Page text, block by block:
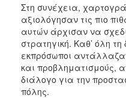
Στη συνέχεια,
αξιολόγησαν τις πιο
αυτών άρχισαν να
στρατηγική. Καθ’ όλη τη
εκπρόσωποι
και προβληματισμούς,
διάλογο για την
πόλης.